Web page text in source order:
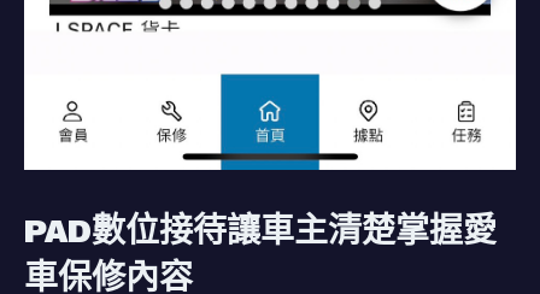
PAD數位接待讓車主清楚掌握愛
車保修內容